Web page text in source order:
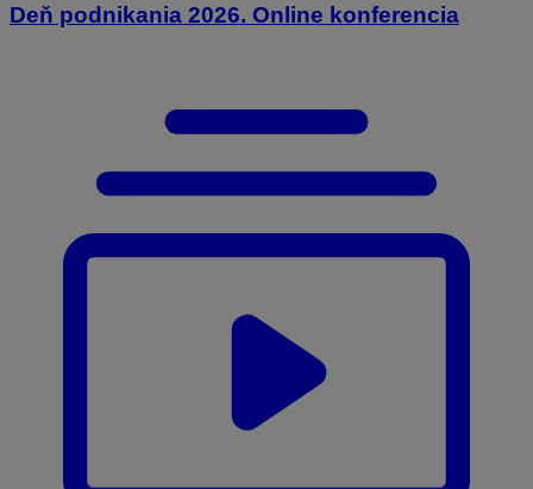
Deň podnikania 2026. Online konferencia